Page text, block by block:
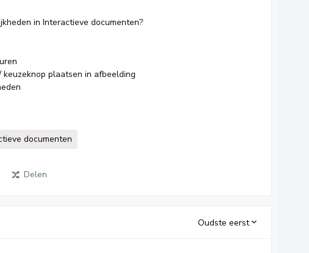
in Interactieve documenten?
plaatsen in afbeelding
documenten
Delen
Oudste eerst